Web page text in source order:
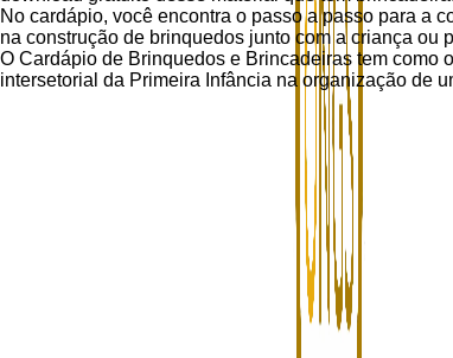
No cardápio, você encontra o passo a passo para a
na construção de brinquedos junto com a criança ou
O Cardápio de Brinquedos e Brincadeiras tem como
intersetorial da Primeira Infância na organização de